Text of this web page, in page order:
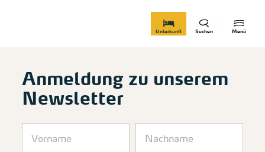
Menü
Suchen
Unterkunft
Anmeldung zu unserem
Newsletter